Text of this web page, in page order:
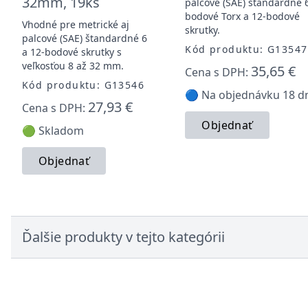
Vhodné pre metrické aj
palcové (SAE) štandardné 6
a 12-bodové skrutky s
veľkosťou 8 až 32 mm.
Kód produktu: G13546
Cena s DPH: 27,93 €
🟢 Skladom
Objednať
bodové Torx a 12-bodové
skrutky.
Kód produktu: G13547
Cena s DPH: 35,65 €
🔵 Na objednávku 18
Objednať
Ďalšie produkty v tejto kategórii